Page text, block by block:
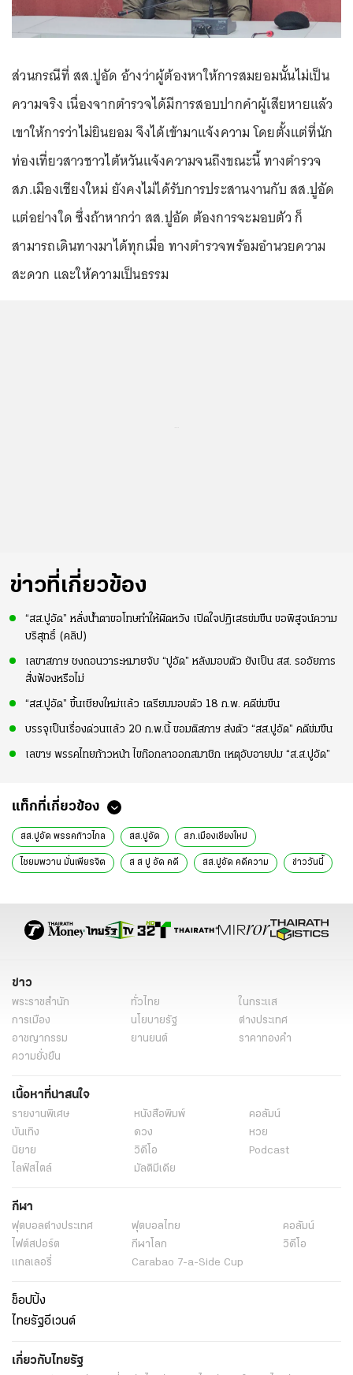
ส่วนกรณีที่ สส.ปูอัด อ้างว่าผู้ต้องหาให้การสมยอมนั้นไม่เป็น
ความจริง เนื่องจากตำรวจได้มีการสอบปากคำผู้เสียหายแล้ว
เขาให้การว่าไม่ยินยอม จึงได้เข้ามาแจ้งความ โดยตั้งแต่ที่นัก
ท่องเที่ยวสาวชาวไต้หวันแจ้งความจนถึงขณะนี้ ทางตำรวจ
สภ.เมืองเชียงใหม่ ยังคงไม่ได้รับการประสานงานกับ สส.ปูอัด
แต่อย่างใด ซึ่งถ้าหากว่า สส.ปูอัด ต้องการจะมอบตัว ก็
สามารถเดินทางมาได้ทุกเมื่อ ทางตำรวจพร้อมอำนวยความ
สะดวก และให้ความเป็นธรรม
ข่าวที่เกี่ยวข้อง
“สส.ปูอัด” หลั่งน้ำตาขอโทษทำให้ผิดหวัง เปิดใจปฏิเสธข่มขืน ขอพิสูจน์ความ
บริสุทธิ์ (คลิป)
เลขาสภาฯ ชงถอนวาระหมายจับ “ปูอัด” หลังมอบตัว ยังเป็น สส. รออัยการ
สั่งฟ้องหรือไม่
“สส.ปูอัด” ขึ้นเชียงใหม่แล้ว เตรียมมอบตัว 18 ก.พ. คดีข่มขืน
บรรจุเป็นเรื่องด่วนแล้ว 20 ก.พ.นี้ ขอมติสภาฯ ส่งตัว “สส.ปูอัด” คดีข่มขืน
เลขาฯ พรรคไทยก้าวหน้า ไขก๊อกลาออกสมาชิก เหตุอับอายปม “ส.ส.ปูอัด”
แท็กที่เกี่ยวข้อง
สส.ปูอัด พรรคก้าวไกล สส.ปูอัด สภ.เมืองเชียงใหม่
ไชยมพวาน มั่นเพียรจิต ส ส ปู อัด คดี สส.ปูอัด คดีความ ข่าววันนี้
ข่าว
พระราชสำนัก ทั่วไทย
ในกระแส
การเมือง
นโยบายรัฐ
ต่างประเทศ
อาชญากรรม
ยานยนต์
ราคาทองคำ
ความยั่งยืน
เนื้อหาที่น่าสนใจ
รายงานพิเศษ หนังสือพิมพ์
คอลัมน์
บันเทิง
ดวง
หวย
นิยาย
วิดีโอ
Podcast
ไลฟ์สไตล์
มัลติมีเดีย
กีฬา
ฟุตบอลต่่างประเทศ ฟุตบอลไทย
คอลัมน์
ไฟต์สปอร์ต
กีฬาโลก
วิดีโอ
แกลเลอรี่
Carabao 7-a-Side Cup
ช็อปปิ้ง
ไทยรัฐอีเวนต์
เกี่ยวกับไทยรัฐ